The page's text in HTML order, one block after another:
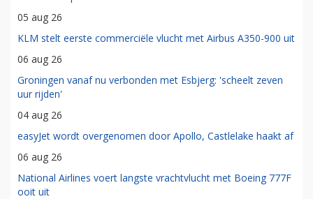
05 aug 26
KLM stelt eerste commerciële vlucht met Airbus A350-900 uit
06 aug 26
Groningen vanaf nu verbonden met Esbjerg: 'scheelt zeven
uur rijden'
04 aug 26
easyJet wordt overgenomen door Apollo, Castlelake haakt af
06 aug 26
National Airlines voert langste vrachtvlucht met Boeing 777F
ooit uit